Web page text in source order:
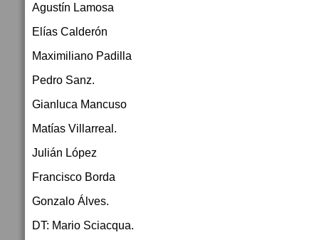
Agustín Lamosa
Elías Calderón
Maximiliano Padilla
Pedro Sanz.
Gianluca Mancuso
Matías Villarreal.
Julián López
Francisco Borda
Gonzalo Álves.
DT: Mario Sciacqua.